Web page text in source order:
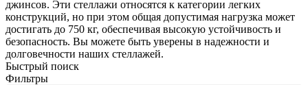
джинсов. Эти стеллажи относятся к категории легких
конструкций, но при этом общая допустимая нагрузка может
достигать до 750 кг, обеспечивая высокую устойчивость и
безопасность. Вы можете быть уверены в надежности и
долговечности наших стеллажей.
Быстрый поиск
Фильтры